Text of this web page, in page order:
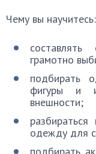
Чему вы научитесь:
грамотно
подбирать
фигуры и
внешности;
одежду для